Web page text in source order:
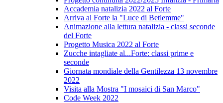
Accademia natalizia 2022 al Forte
Arriva al Forte la "Luce di Betlemme"
Animazione alla lettura natalizia - classi seconde
del Forte
Progetto Musica 2022 al Forte
Zucche intagliate al...Forte: classi prime e
seconde
Giornata mondiale della Gentilezza 13 novembre
2022
Visita alla Mostra "I mosaici di San Marco"
Code Week 2022